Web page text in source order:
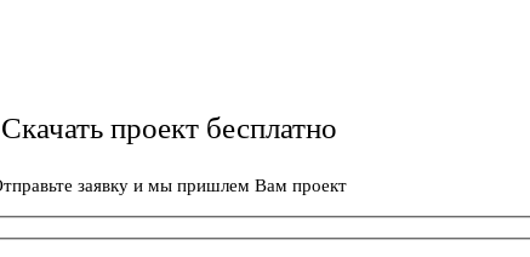
Скачать проект бесплатно
заявку и мы пришлем Вам проект